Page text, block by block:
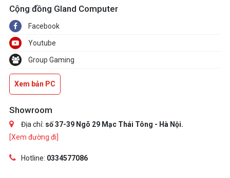
Hãy cùng xemClip Livetream
nghề trongcộng đồng Watercooling
Cộng đồng Gland Computer
Facebook
Youtube
Group Gaming
Xem bản PC
Showroom
Địa chỉ: số 37-39 Ngõ 29 Mạc Thái Tông - Hà Nội.
[Xem đường đi]
Hotline: 0334577086